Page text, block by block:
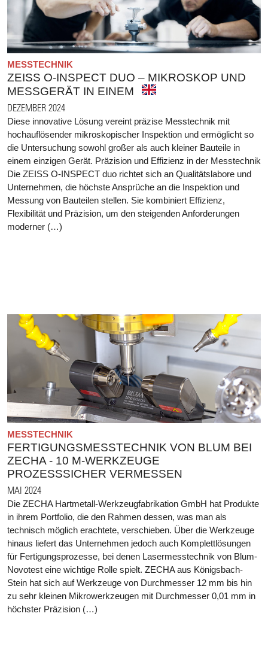
MESSTECHNIK
ZEISS O-INSPECT DUO – MIKROSKOP UND
MESSGERÄT IN EINEM
DEZEMBER 2024
Diese innovative Lösung vereint präzise Messtechnik mit
hochauflösender mikroskopischer Inspektion und ermöglicht so
die Untersuchung sowohl großer als auch kleiner Bauteile in
einem einzigen Gerät. Präzision und Effizienz in der Messtechnik
Die ZEISS O-INSPECT duo richtet sich an Qualitätslabore und
Unternehmen, die höchste Ansprüche an die Inspektion und
Messung von Bauteilen stellen. Sie kombiniert Effizienz,
Flexibilität und Präzision, um den steigenden Anforderungen
moderner (…)
MESSTECHNIK
FERTIGUNGSMESSTECHNIK VON BLUM BEI
ZECHA - 10 Μ-WERKZEUGE
PROZESSSICHER VERMESSEN
MAI 2024
Die ZECHA Hartmetall-Werkzeugfabrikation GmbH hat Produkte
in ihrem Portfolio, die den Rahmen dessen, was man als
technisch möglich erachtete, verschieben. Über die Werkzeuge
hinaus liefert das Unternehmen jedoch auch Komplettlösungen
für Fertigungsprozesse, bei denen Lasermesstechnik von Blum-
Novotest eine wichtige Rolle spielt. ZECHA aus Königsbach-
Stein hat sich auf Werkzeuge von Durchmesser 12 mm bis hin
zu sehr kleinen Mikrowerkzeugen mit Durchmesser 0,01 mm in
höchster Präzision (…)